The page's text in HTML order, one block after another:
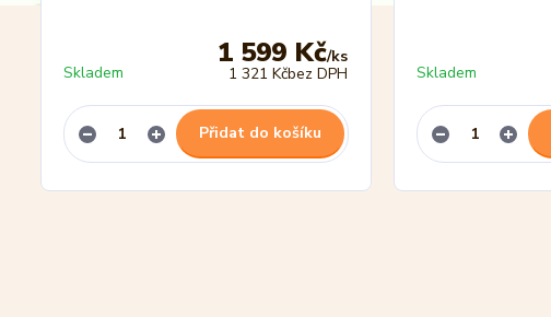
1 599 Kč/ks
1 321 Kčbez DPH
Skladem
Přidat do košíku
Skladem